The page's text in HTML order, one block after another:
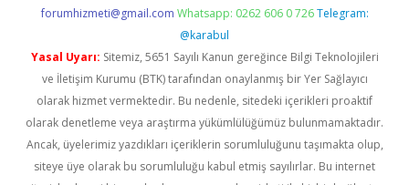
forumhizmeti@gmail.com Whatsapp: 0262 606 0 726 Telegram:
@karabul
Yasal Uyarı: Sitemiz, 5651 Sayılı Kanun gereğince Bilgi Teknolojileri
ve İletişim Kurumu (BTK) tarafından onaylanmış bir Yer Sağlayıcı
olarak hizmet vermektedir. Bu nedenle, sitedeki içerikleri proaktif
olarak denetleme veya araştırma yükümlülüğümüz bulunmamaktadır.
Ancak, üyelerimiz yazdıkları içeriklerin sorumluluğunu taşımakta olup,
siteye üye olarak bu sorumluluğu kabul etmiş sayılırlar. Bu internet